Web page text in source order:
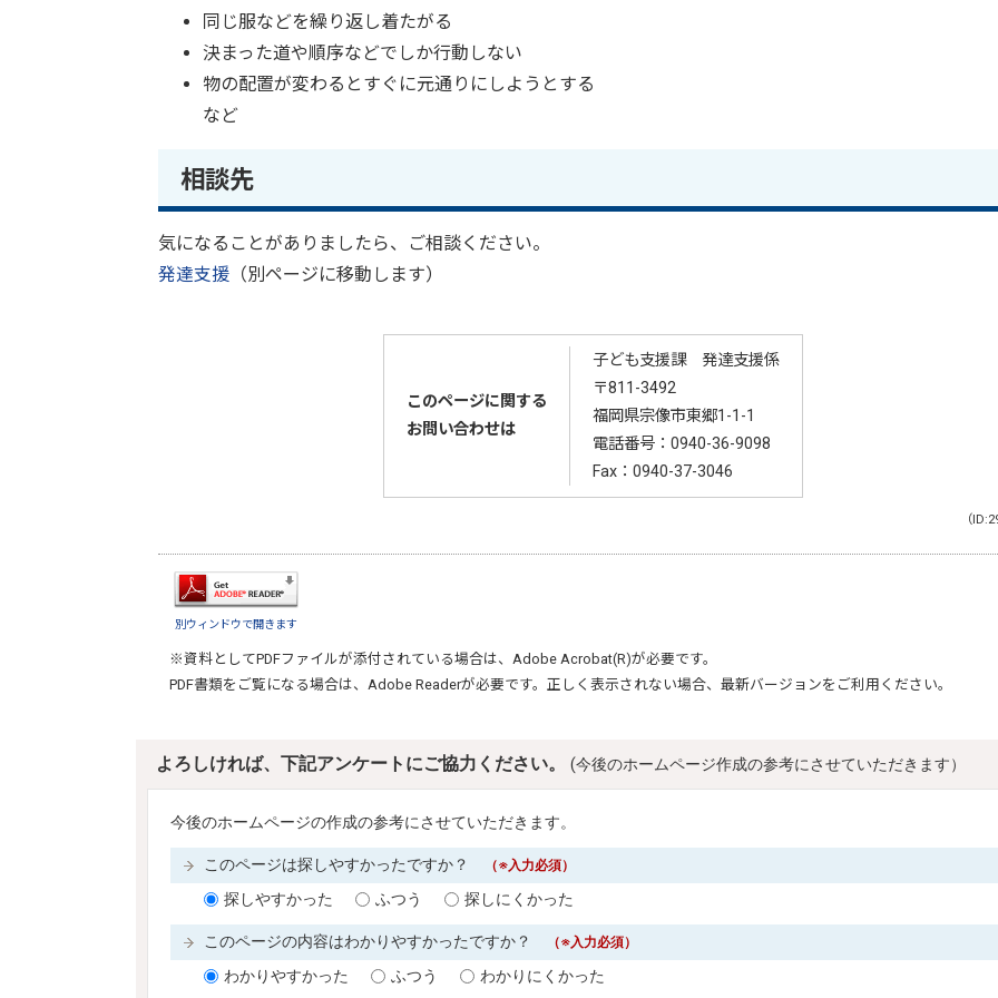
同じ服などを繰り返し着たがる
決まった道や順序などでしか行動しない
物の配置が変わるとすぐに元通りにしようとする
など
相談先
気になることがありましたら、ご相談ください。
発達支援 （別ページに移動します）
このページに関する
お問い合わせは
子ども支援課 発達支援係
〒811-3492
福岡県宗像市東郷1-1-1
電話番号： 0940-36-9098
Fax：0940-37-3046
（
別ウィンドウで開きます
※資料としてPDFファイルが添付されている場合は、 Adobe Acrobat(R)が必要です。
PDF書類をご覧になる場合は、 Adobe Readerが必要です。正しく表示されない場合、最新バージョンをご利用ください。